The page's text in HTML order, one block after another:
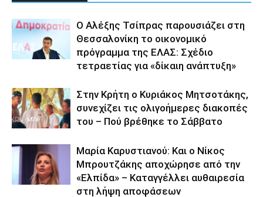
Ο Αλέξης Τσίπρας παρουσιάζει στη
Θεσσαλονίκη το οικονομικό
πρόγραμμα της ΕΛΑΣ: Σχέδιο
τετραετίας για «δίκαιη ανάπτυξη»
Στην Κρήτη ο Κυριάκος Μητσοτάκης,
συνεχίζει τις ολιγοήμερες διακοπές
του – Πού βρέθηκε το Σάββατο
Μαρία Καρυστιανού: Και ο Νίκος
Μπρουτζάκης αποχώρησε από την
«Ελπίδα» – Καταγγέλλει αυθαιρεσία
στη λήψη αποφάσεων